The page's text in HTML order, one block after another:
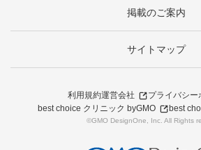
掲載のご案内
サイトマップ
利用規約運営会社
プライバシー
best choice クリニック byGMO
best
©GMO DesignOne, Inc. All Rights